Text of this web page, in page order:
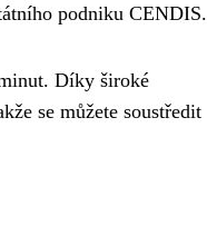
podniku CENDIS.
Díky široké
se můžete soustředit